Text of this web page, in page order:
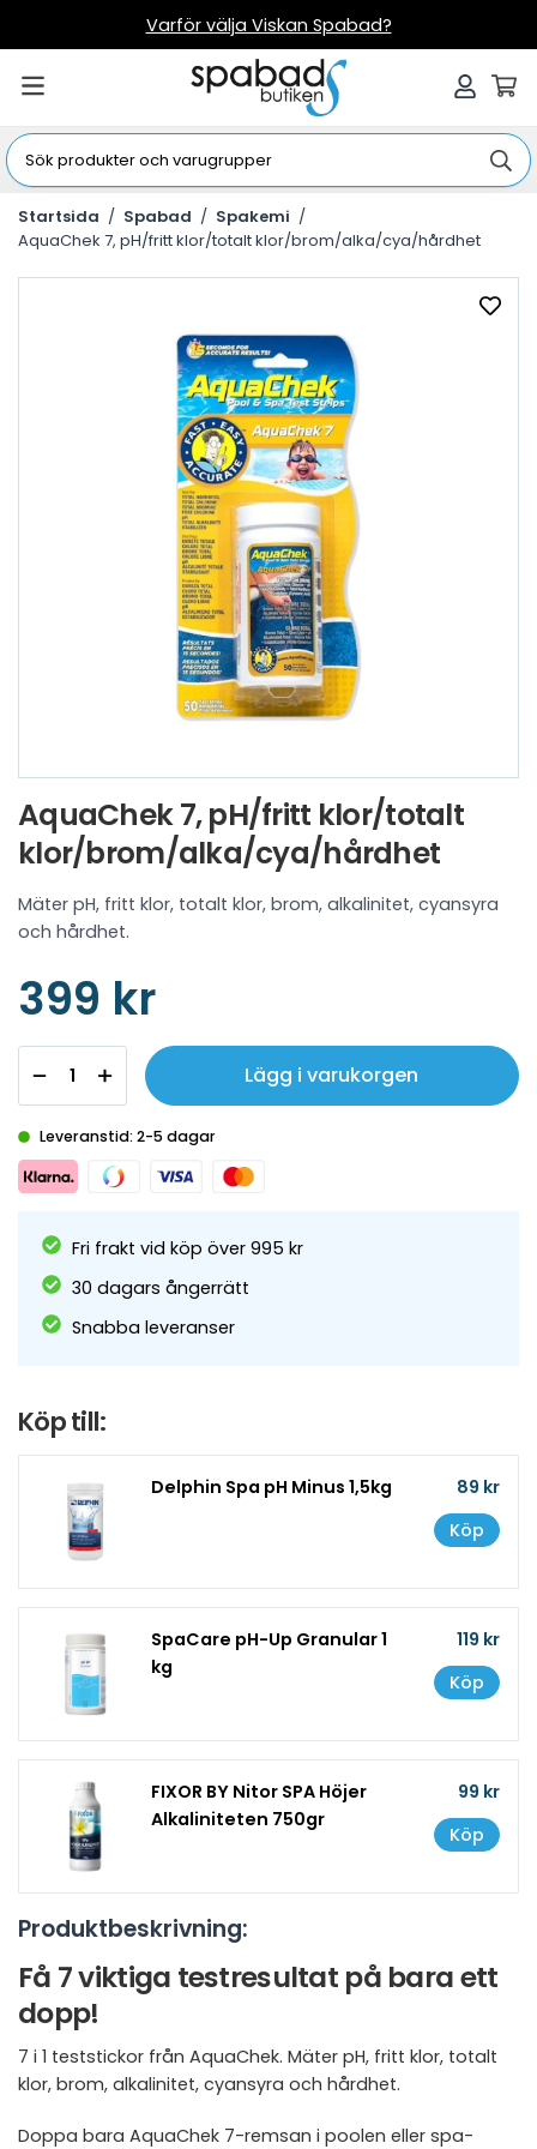
Varför välja Viskan Spabad?
Startsida / Spabad / Spakemi /
AquaChek 7, pH/fritt klor/totalt klor/brom/alka/cya/hårdhet
AquaChek 7, pH/fritt klor/totalt
klor/brom/alka/cya/hårdhet
Mäter pH, fritt klor, totalt klor, brom, alkalinitet, cyansyra
och hårdhet.
399 kr
Lägg i varukorgen
Leveranstid: 2-5 dagar
Fri frakt vid köp över 995 kr
30 dagars ångerrätt
Snabba leveranser
Köp till:
89 kr
Köp
Delphin Spa pH Minus 1,5kg
119 kr
Köp
SpaCare pH-Up Granular 1
kg
99 kr
Köp
FIXOR BY Nitor SPA Höjer
Alkaliniteten 750gr
Produktbeskrivning:
Få 7 viktiga testresultat på bara ett
dopp!
7 i 1 teststickor från AquaChek. Mäter pH, fritt klor, totalt
klor, brom, alkalinitet, cyansyra och hårdhet.
Doppa bara AquaChek 7-remsan i poolen eller spa-